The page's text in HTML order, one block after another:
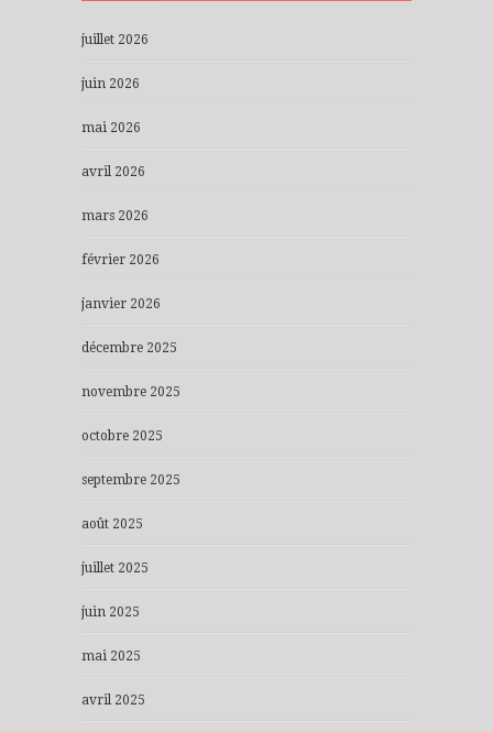
juillet 2026
juin 2026
mai 2026
avril 2026
mars 2026
février 2026
janvier 2026
décembre 2025
novembre 2025
octobre 2025
septembre 2025
août 2025
juillet 2025
juin 2025
mai 2025
avril 2025